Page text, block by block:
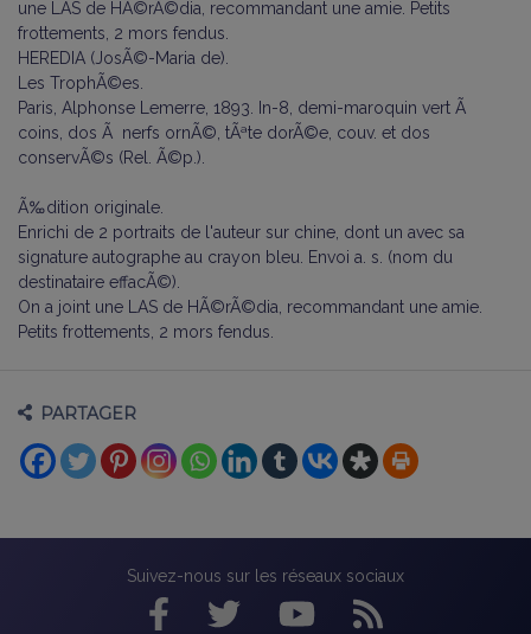
une LAS de HÃ©rÃ©dia, recommandant une amie. Petits
frottements, 2 mors fendus.
HEREDIA (JosÃ©-Maria de).
Les TrophÃ©es.
Paris, Alphonse Lemerre, 1893. In-8, demi-maroquin vert Ã
coins, dos Ã nerfs ornÃ©, tÃªte dorÃ©e, couv. et dos
conservÃ©s (Rel. Ã©p.).
Ã‰dition originale.
Enrichi de 2 portraits de l'auteur sur chine, dont un avec sa
signature autographe au crayon bleu. Envoi a. s. (nom du
destinataire effacÃ©).
On a joint une LAS de HÃ©rÃ©dia, recommandant une amie.
Petits frottements, 2 mors fendus.
PARTAGER
Suivez-nous sur les réseaux sociaux